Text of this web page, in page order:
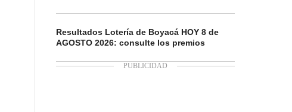
Resultados Lotería de Boyacá HOY 8 de
AGOSTO 2026: consulte los premios